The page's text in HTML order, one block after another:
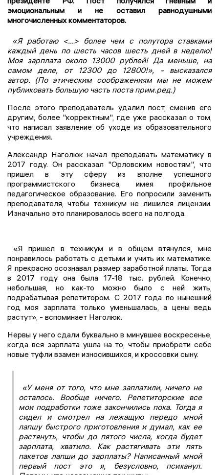
эмоциональным и не оставил равнодушными
многочисленных комментаторов.
«Я работаю <…> более чем с полутора ставками
каждый день по шесть часов шесть дней в неделю!
Моя зарплата около 13000 рублей! Да меньше, на
самом деле, от 12300 до 12800!», - высказался
автор. (По этическим соображениям мы не можем
публиковать большую часть поста прим.ред.)
После этого преподаватель удалил пост, сменив его
другим, более "корректным", где уже рассказал о том,
что написал заявление об уходе из образовательного
учреждения.
Александр Наголюк начал преподавать математику в
2017 году. Он рассказал "Орловским новостям", что
пришел в эту сферу из вполне успешного
программистского бизнеса, имея профильное
педагогическое образование. Его попросили заменить
преподавателя, чтобы техникум не лишился лицензии.
Изначально это планировалось всего на полгода.
«Я пришел в техникум и в общем втянулся, мне
понравилось работать с детьми и учить их математике.
Я прекрасно осознавал размер заработной платы. Тогда
в 2017 году она была 17-18 тыс. рублей. Конечно,
небольшая, но как-то можно было с ней жить,
подрабатывая репетитором. С 2017 года по нынешний
год моя зарплата только уменьшалась, а цены ведь
растут», - вспоминает Наголюк.
Нервы у него сдали буквально в минувшее воскресенье,
когда вся зарплата ушла на то, чтобы приобрети себе
новые туфли взамен износившихся, и кроссовки сыну.
«У меня от того, что мне заплатили, ничего не
осталось. Вообще ничего. Репетиторские все
мои подработки тоже закончились пока. Тогда я
сидел и смотрел на лежащую передо мной
лапшу быстрого приготовления и думал, как ее
растянуть, чтобы до пятого числа, когда будет
зарплата, хватило. Как растягивать эти пять
пакетов лапши до зарплаты? Написанный мной
первый пост это я, безусловно, психанул.